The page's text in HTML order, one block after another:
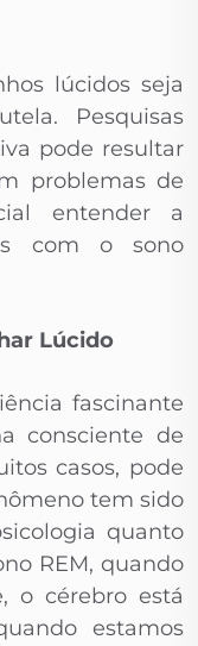
lúcidos seja
Pesquisas
pode resultar
problemas de
entender a
com o sono
Lúcido
fascinante
consciente de
casos, pode
tem sido
quanto
REM, quando
o cérebro está
estamos